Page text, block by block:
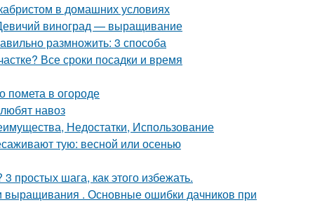
в домашних условиях
виноград — выращивание
размножить: 3 способа
Все сроки посадки и время
помета в огороде
навоз
Недостатки, Использование
тую: весной или осенью
простых шага, как этого избежать.
выращивания . Основные ошибки дачников при